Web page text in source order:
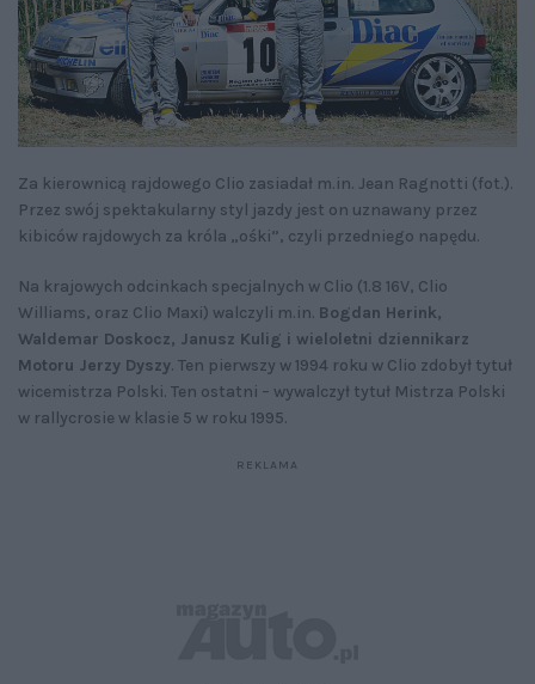
Za kierownicą rajdowego Clio zasiadał m.in. Jean Ragnotti (fot.).
Przez swój spektakularny styl jazdy jest on uznawany przez
kibiców rajdowych za króla „ośki”, czyli przedniego napędu.
Na krajowych odcinkach specjalnych w Clio (1.8 16V, Clio
Williams, oraz Clio Maxi) walczyli m.in. Bogdan Herink,
Waldemar Doskocz, Janusz Kulig i wieloletni dziennikarz
Motoru Jerzy Dyszy. Ten pierwszy w 1994 roku w Clio zdobył tytuł
wicemistrza Polski. Ten ostatni – wywalczył tytuł Mistrza Polski
w rallycrosie w klasie 5 w roku 1995.